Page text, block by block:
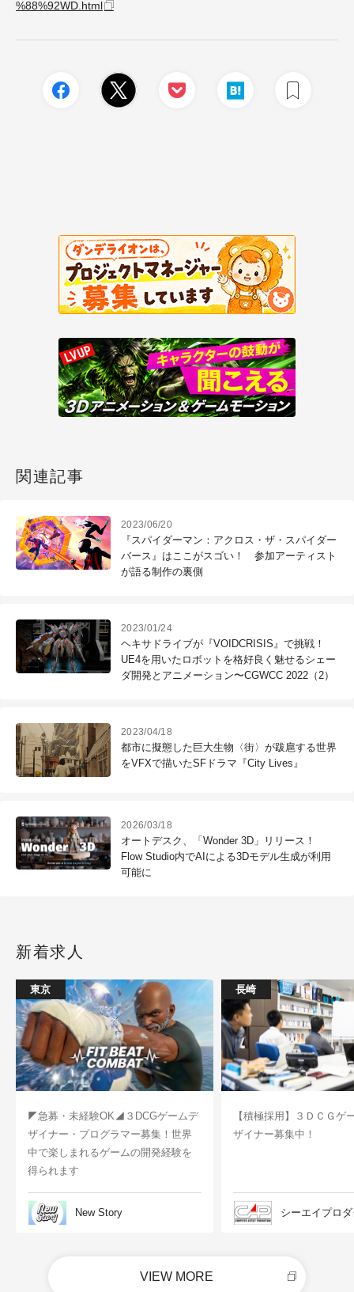
%88%92WD.html
関連記事
2023/06/20
『スパイダーマン：アクロス・ザ・スパイダー
バース』はここがスゴい！ 参加アーティスト
が語る制作の裏側
2023/01/24
ヘキサドライブが『VOIDCRISIS』で挑戦！
UE4を用いたロボットを格好良く魅せるシェー
ダ開発とアニメーション〜CGWCC 2022（2）
2023/04/18
都市に擬態した巨大生物〈街〉が跋扈する世界
をVFXで描いたSFドラマ『City Lives』
2026/03/18
オートデスク、「Wonder 3D」リリース！
Flow Studio内でAIによる3Dモデル生成が利用
可能に
新着求人
東京
◤急募・未経験OK◢３DCGゲームデ
ザイナー・プログラマー募集！世界
中で楽しまれるゲームの開発経験を
得られます
New Story
長崎
【積極採用】３ＤＣＧゲ
ザイナー募集中！
シーエイプロ
VIEW MORE